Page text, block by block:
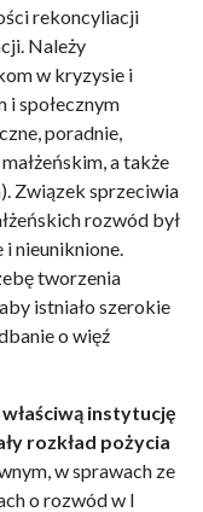
rekoncyliacji
Należy
w kryzysie i
i społecznym
poradnie,
a także
Związek sprzeciwia
rozwód był
nieuniknione.
tworzenia
istniało szerokie
o więź
instytucję
rozkład pożycia
w sprawach ze
o rozwód w I